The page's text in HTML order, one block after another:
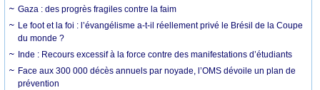
Gaza : des progrès fragiles contre la faim
Le foot et la foi : l’évangélisme a-t-il réellement privé le Brésil de la Coupe
du monde ?
Inde : Recours excessif à la force contre des manifestations d’étudiants
Face aux 300 000 décès annuels par noyade, l’OMS dévoile un plan de
prévention